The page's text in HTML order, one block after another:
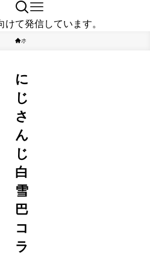
て発信しています。
ホーム
に
じ
さ
ん
じ
白
雪
巴
コ
ラ